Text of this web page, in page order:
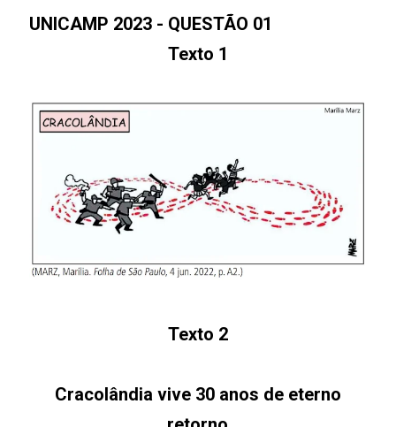
UNICAMP 2023 - QUESTÃO 01
Texto 1
Texto 2
Cracolândia vive 30 anos de eterno